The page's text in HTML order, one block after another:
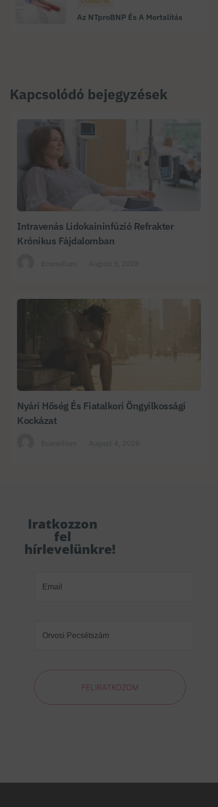
Az NTproBNP És A Mortalitás
Kapcsolódó bejegyzések
Intravenás Lidokaininfúzió Refrakter
Krónikus Fájdalomban
Nyári Hőség És Fiatalkori Öngyilkossági
Kockázat
Iratkozzon
fel
hírlevelünkre!
Pecsétszám(Required)
FELIRATKOZOM